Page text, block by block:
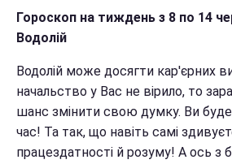
Гороскоп на тиждень з 8 по 14
Водолій
Водолій може досягти кар'єрних
начальство у Вас не вірило, то
шанс змінити свою думку. Ви
час! Та так, що навіть самі
працездатності й розуму! А ось з